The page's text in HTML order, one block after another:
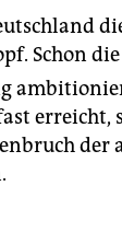
Schon
erreicht,
der